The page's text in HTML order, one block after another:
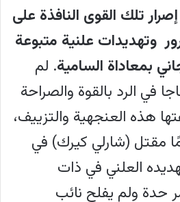
تلك القوى النافذة على
وتهديدات علنية متبوعة
بمعاداة السامية. لم
في الرد بالقوة والصراحة
هذه العنجهية والتزييف،
مقتل (شارلي كيرك) في
العلني في ذات
حدة ولم يفلح نائب